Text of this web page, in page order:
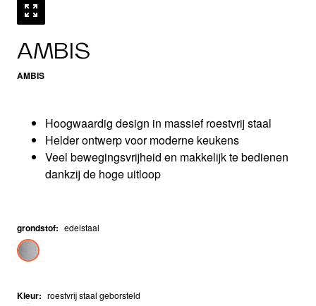
AMBIS
AMBIS
Hoogwaardig design in massief roestvrij staal
Helder ontwerp voor moderne keukens
Veel bewegingsvrijheid en makkelijk te bedienen
dankzij de hoge uitloop
grondstof: edelstaal
Kleur: roestvrij staal geborsteld